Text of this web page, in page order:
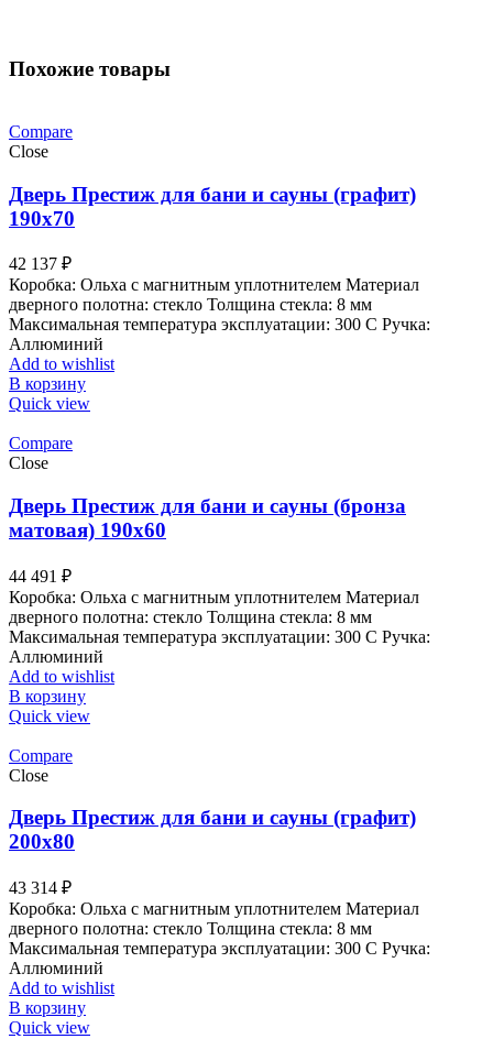
Похожие товары
Compare
Close
Дверь Престиж для бани и сауны (графит)
190х70
42 137 ₽
Коробка: Ольха с магнитным уплотнителем Материал
дверного полотна: стекло Толщина стекла: 8 мм
Максимальная температура эксплуатации: 300 С Ручка:
Аллюминий
Add to wishlist
В корзину
Quick view
Compare
Close
Дверь Престиж для бани и сауны (бронза
матовая) 190х60
44 491 ₽
Коробка: Ольха с магнитным уплотнителем Материал
дверного полотна: стекло Толщина стекла: 8 мм
Максимальная температура эксплуатации: 300 С Ручка:
Аллюминий
Add to wishlist
В корзину
Quick view
Compare
Close
Дверь Престиж для бани и сауны (графит)
200х80
43 314 ₽
Коробка: Ольха с магнитным уплотнителем Материал
дверного полотна: стекло Толщина стекла: 8 мм
Максимальная температура эксплуатации: 300 С Ручка:
Аллюминий
Add to wishlist
В корзину
Quick view